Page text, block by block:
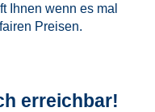
Ihnen wenn es mal
Preisen.
erreichbar!